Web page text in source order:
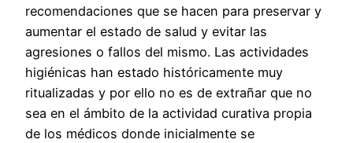
recomendaciones que se hacen para preservar y
aumentar el estado de salud y evitar las
agresiones o fallos del mismo. Las actividades
higiénicas han estado históricamente muy
ritualizadas y por ello no es de extrañar que no
sea en el ámbito de la actividad curativa propia
de los médicos donde inicialmente se